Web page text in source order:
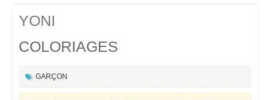
YONI
COLORIAGES
GARÇON